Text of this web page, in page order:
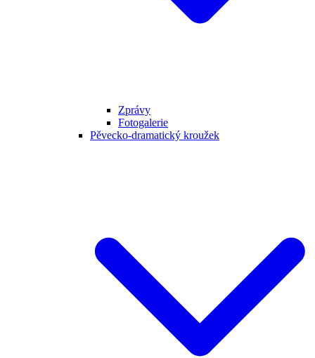
Zprávy
Fotogalerie
Pěvecko-dramatický kroužek